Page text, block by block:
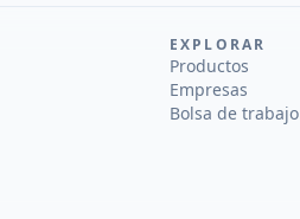
EXPLORAR
Productos
Empresas
Bolsa de trabajo